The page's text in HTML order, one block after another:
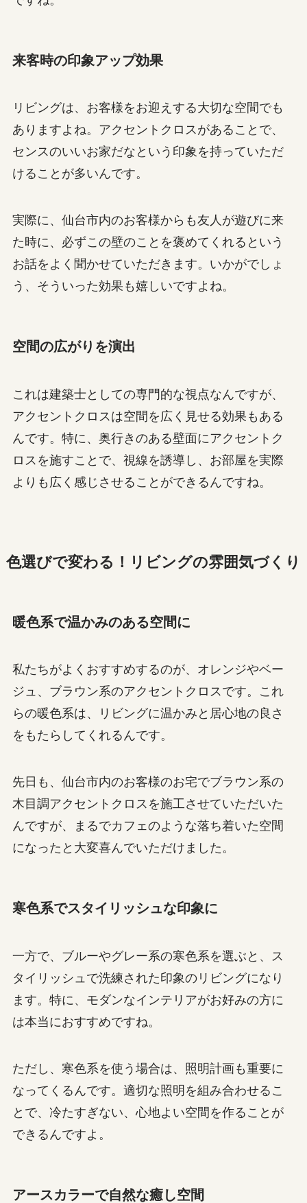
来客時の印象アップ効果
リビングは、お客様をお迎えする大切な空間でも
ありますよね。アクセントクロスがあることで、
センスのいいお家だなという印象を持っていただ
けることが多いんです。
実際に、仙台市内のお客様からも友人が遊びに来
た時に、必ずこの壁のことを褒めてくれるという
お話をよく聞かせていただきます。いかがでしょ
う、そういった効果も嬉しいですよね。
空間の広がりを演出
これは建築士としての専門的な視点なんですが、
アクセントクロスは空間を広く見せる効果もある
んです。特に、奥行きのある壁面にアクセントク
ロスを施すことで、視線を誘導し、お部屋を実際
よりも広く感じさせることができるんですね。
色選びで変わる！リビングの雰囲気づくり
暖色系で温かみのある空間に
私たちがよくおすすめするのが、オレンジやベー
ジュ、ブラウン系のアクセントクロスです。これ
らの暖色系は、リビングに温かみと居心地の良さ
をもたらしてくれるんです。
先日も、仙台市内のお客様のお宅でブラウン系の
木目調アクセントクロスを施工させていただいた
んですが、まるでカフェのような落ち着いた空間
になったと大変喜んでいただけました。
寒色系でスタイリッシュな印象に
一方で、ブルーやグレー系の寒色系を選ぶと、ス
タイリッシュで洗練された印象のリビングになり
ます。特に、モダンなインテリアがお好みの方に
は本当におすすめですね。
ただし、寒色系を使う場合は、照明計画も重要に
なってくるんです。適切な照明を組み合わせるこ
とで、冷たすぎない、心地よい空間を作ることが
できるんですよ。
アースカラーで自然な癒し空間